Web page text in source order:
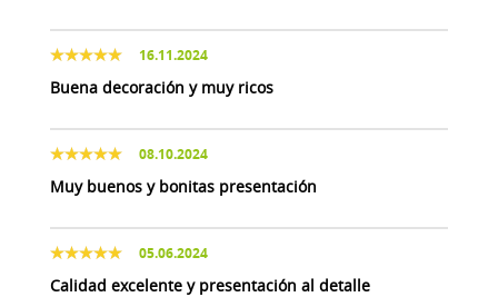
16.11.2024
Buena decoración y muy ricos
08.10.2024
Muy buenos y bonitas presentación
05.06.2024
Calidad excelente y presentación al detalle